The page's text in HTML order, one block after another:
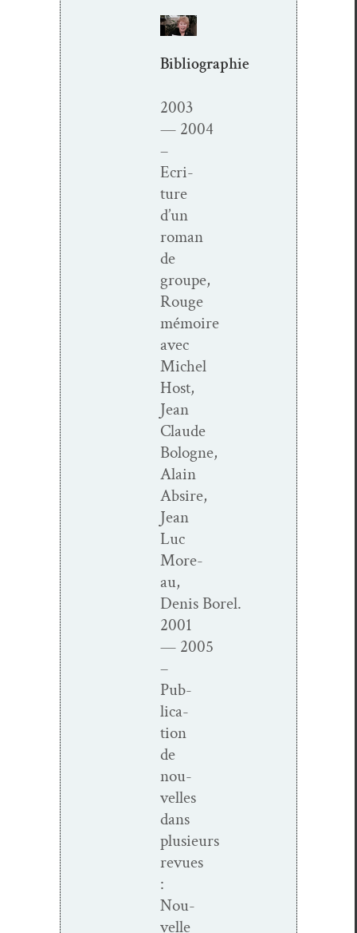
Bibliographie
2003
— 2004
–
Ecri­
t­ure
d’un
roman
de
groupe,
Rouge
mémoire
avec
Michel
Host,
Jean
Claude
Bologne,
Alain
Absire,
Jean
Luc
More­
au,
Denis Borel.
2001
— 2005
–
Pub­
li­ca­
tion
de
nou­
velles
dans
plusieurs
revues
:
Nou­
velle